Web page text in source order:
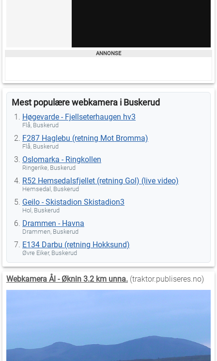
Mest populære webkamera i Buskerud
Høgevarde - Fjellseterhaugen hv3
Flå, Buskerud
F287 Haglebu (retning Mot Bromma)
Flå, Buskerud
Oslomarka - Ringkollen
Ringerike, Buskerud
R52 Hemsedalsfjellet (retning Gol) (live video)
Hemsedal, Buskerud
Geilo - Skistadion Skistadion3
Hol, Buskerud
Drammen - Havna
Drammen, Buskerud
E134 Darbu (retning Hokksund)
Øvre Eiker, Buskerud
Webkamera Ål - Øknin 3.2 km unna. (traktor.publiseres.no)